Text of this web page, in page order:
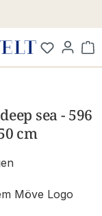
sea - 596
cm
Möve Logo